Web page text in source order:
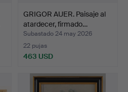
GRIGOR AUER. Paisaje al
atardecer, firmado…
Subastado 24 may 2026
22 pujas
463 USD